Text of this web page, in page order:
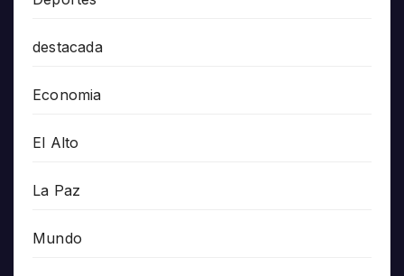
destacada
Economia
El Alto
La Paz
Mundo